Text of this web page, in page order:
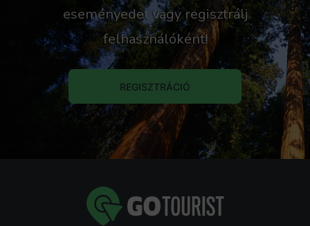
eseményedet vagy regisztrálj
felhasználóként!
REGISZTRÁCIÓ